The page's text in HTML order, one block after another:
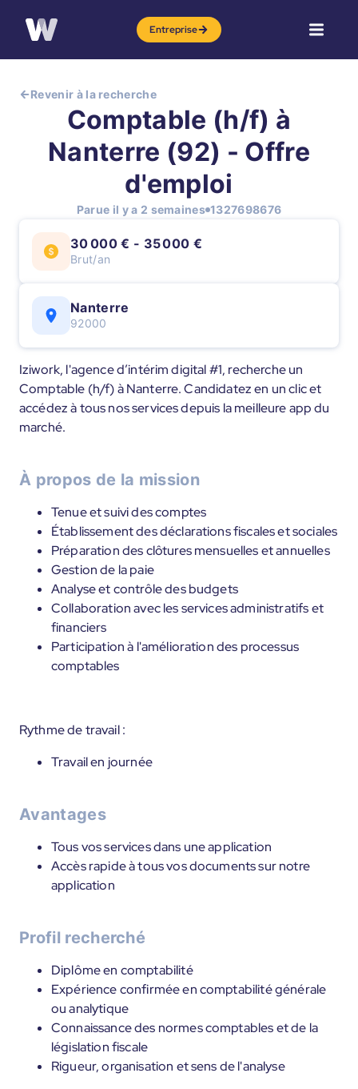
Entreprise
Revenir à la recherche
Comptable (h/f) à
Nanterre (92) - Offre
d'emploi
Parue il y a 2 semaines 1327698676
30 000 € - 35 000 €
Brut/an
Nanterre
92000
Iziwork, l'agence d’intérim digital #1, recherche un
Comptable (h/f) à Nanterre. Candidatez en un clic et
accédez à tous nos services depuis la meilleure app du
marché.
À propos de la mission
Tenue et suivi des comptes
Établissement des déclarations fiscales et sociales
Préparation des clôtures mensuelles et annuelles
Gestion de la paie
Analyse et contrôle des budgets
Collaboration avec les services administratifs et
financiers
Participation à l'amélioration des processus
comptables
Rythme de travail :
Travail en journée
Avantages
Tous vos services dans une application
Accès rapide à tous vos documents sur notre
application
Profil recherché
Diplôme en comptabilité
Expérience confirmée en comptabilité générale
ou analytique
Connaissance des normes comptables et de la
législation fiscale
Rigueur, organisation et sens de l'analyse